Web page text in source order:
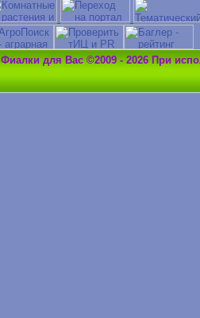
Фиалки для Вас ©2009 - 2026 При